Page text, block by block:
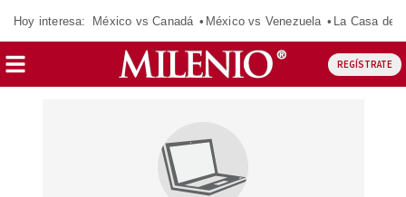
Hoy interesa: México vs Canadá México vs Venezuela La Casa de
REGÍSTRATE